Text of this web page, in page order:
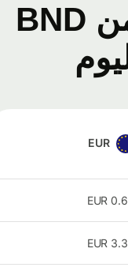
أسعار الصرف من BND
EUR
EUR
EUR